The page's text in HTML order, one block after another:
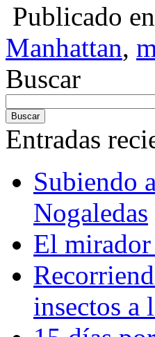
Publicado en
Manhattan,
Buscar
Entradas
Subiendo
Nogaledas
El mirador
insectos a